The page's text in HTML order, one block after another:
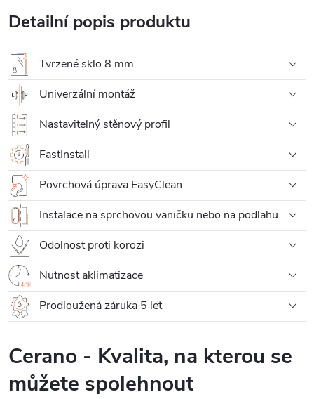
Detailní popis produktu
Tvrzené sklo 8 mm
Univerzální montáž
Nastavitelný stěnový profil
FastInstall
Povrchová úprava EasyClean
Instalace na sprchovou vaničku nebo na podlahu
Odolnost proti korozi
Nutnost aklimatizace
Prodloužená záruka 5 let
Cerano - Kvalita, na kterou se
můžete spolehnout